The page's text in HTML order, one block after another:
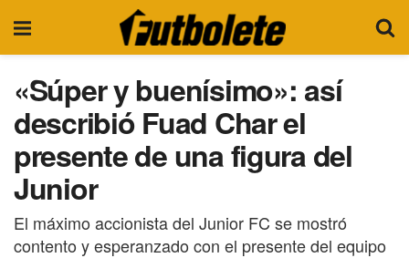
«Súper y buenísimo»: así
describió Fuad Char el
presente de una figura del
Junior
El máximo accionista del Junior FC se mostró
contento y esperanzado con el presente del equipo